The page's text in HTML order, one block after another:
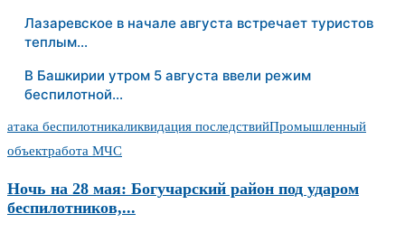
Лазаревское в начале августа встречает туристов
теплым…
В Башкирии утром 5 августа ввели режим
беспилотной…
атака беспилотникаликвидация последствийПромышленный
объектработа МЧС
Ночь на 28 мая: Богучарский район под ударом
беспилотников,...